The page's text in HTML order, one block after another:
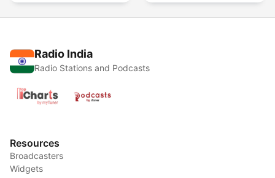
Radio India
Radio Stations and Podcasts
Resources
Broadcasters
Widgets